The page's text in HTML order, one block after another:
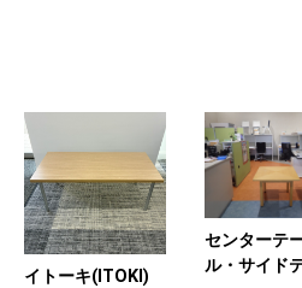
イトーキ(ITOKI)
センターテ
ル・サイド